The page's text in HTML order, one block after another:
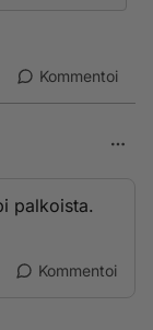
Kommentoi
palkoista.
Kommentoi